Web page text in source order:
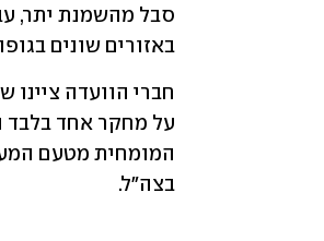
באזורים שונים
בצה"ל.